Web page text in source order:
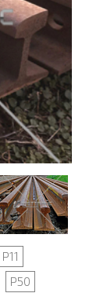
Р11
Р50